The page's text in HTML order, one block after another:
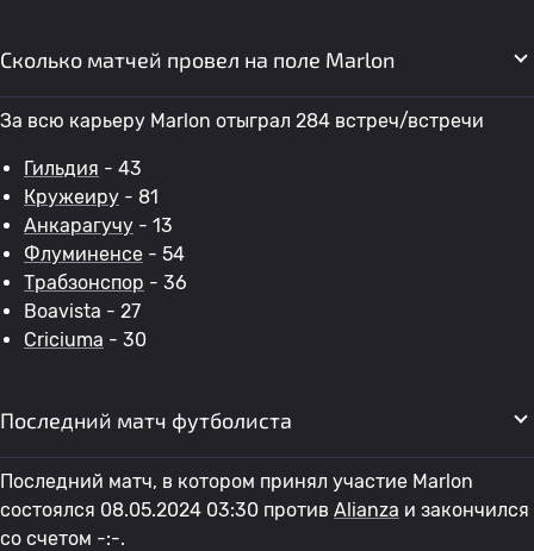
Сколько матчей провел на поле Marlon
За всю карьеру Marlon отыграл 284 встреч/встречи
Гильдия - 43
Кружеиру - 81
Анкарагучу - 13
Флуминенсе - 54
Трабзонспор - 36
Boavista - 27
Criciuma - 30
Последний матч футболиста
Последний матч, в котором принял участие Marlon
состоялся 08.05.2024 03:30 против Alianza и закончился
со счетом -:-.